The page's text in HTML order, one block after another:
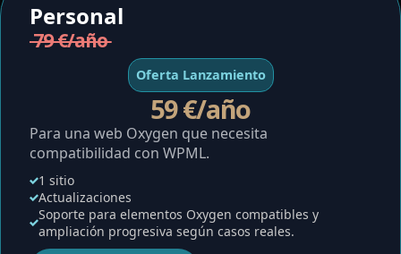
Personal
79 €/año
Oferta Lanzamiento
59 €/año
Para una web Oxygen que necesita
compatibilidad con WPML.
1 sitio
Actualizaciones
Soporte para elementos Oxygen compatibles y
ampliación progresiva según casos reales.